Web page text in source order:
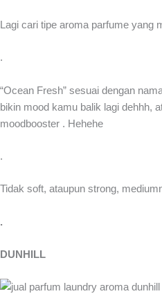
Lagi cari tipe aroma parfume yang
.
“Ocean Fresh” sesuai dengan
bikin mood kamu balik lagi dehhh,
moodbooster . Hehehe
.
Tidak soft, ataupun strong,
.
DUNHILL